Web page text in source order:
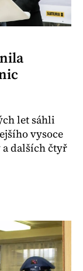
let sáhli
vysoce
a dalších čtyř